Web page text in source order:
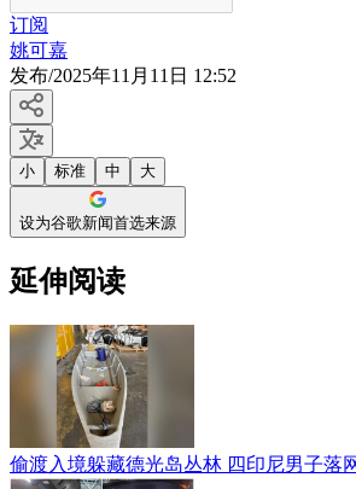
订阅
姚可嘉
发布/2025年11月11日 12:52
小 标准 中 大
设为谷歌新闻首选来源
延伸阅读
偷渡入境躲藏德光岛丛林 四印尼男子落